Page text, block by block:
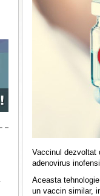
Vaccinul dezvoltat
adenovirus
Aceasta
un vaccin similar,